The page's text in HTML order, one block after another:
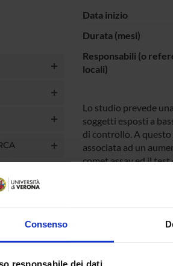
Consenso
responsabile dei dati
Data inizio
Durata (mesi)
Responsabili (o
locali)
Lo studio prevede
soggetti esposti a
di controllo. A
associata ad un
comet assay ed il
fissi. Il comet assay
interferire con i
del DNA sono
base danneggiata
permettono di
alcalina del comet
ossidanti e questo